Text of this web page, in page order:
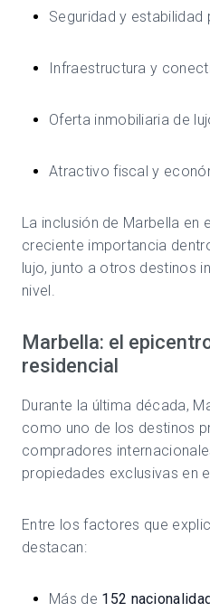
Seguridad y estabilidad
Infraestructura y
Oferta inmobiliaria de
Atractivo fiscal y
La inclusión de Marbella en
creciente importancia
lujo, junto a otros destinos
nivel.
Marbella: el
residencial
Durante la última década,
como uno de los destinos
compradores
propiedades exclusivas en
Entre los factores que
destacan:
Más de 152